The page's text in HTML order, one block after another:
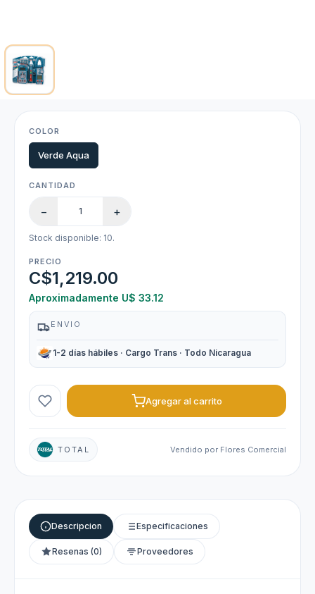
TOTAL Vendido por Flores Comercial
PRECIO
C$1,219.00
Aproximadamente U$ 33.12
ENVIO
1-2 días hábiles · Cargo Trans · Todo Nicaragua
COLOR
Verde Aqua
CANTIDAD
− +
Stock disponible: 10.
Agregar al carrito
Descripcion Especificaciones
Resenas (0) Proveedores